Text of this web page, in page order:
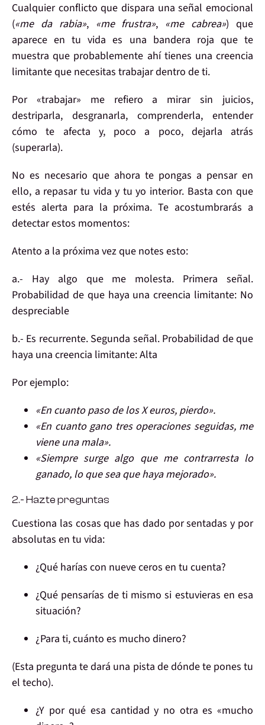
Cualquier conflicto que dispara unaseñal emocional
(«me da rabia», «me frustra», «me cabrea») que
aparece en tu vida es una bandera roja que te
muestra que probablemente ahí tienes una creencia
limitante que necesitas trabajardentro de ti.
Por «trabajar» me refiero a mirar sin juicios,
destriparla, desgranarla, comprenderla, entender
cómo te afecta y, poco a poco, dejarla atrás
(superarla).
No es necesario que ahora te pongas a pensar en
ello, a repasar tu vida y tu yo interior. Basta con que
estés alerta para la próxima. Te acostumbrarás a
detectar estos momentos:
Atento a la próxima vez que notes esto:
a.- Hay algo que me molesta. Primera señal.
Probabilidad de que haya una creencia limitante: No
despreciable
b.- Es recurrente. Segunda señal. Probabilidad de que
haya una creencia limitante: Alta
Por ejemplo:
«En cuanto paso de los X euros, pierdo».
«En cuanto gano tres operaciones seguidas, me
viene una mala».
«Siempre surge algo que me contrarresta lo
ganado, lo que sea que haya mejorado».
2.- Hazte preguntas
Cuestiona las cosas que has dado por sentadas y por
absolutas en tu vida:
¿Qué harías con nueve ceros en tu cuenta?
¿Qué pensarías de ti mismo si estuvieras en esa
situación?
¿Para ti,cuánto es mucho dinero?
(Esta pregunta te dará una pista de dónde te pones tu
el techo).
¿Y por qué esa cantidad y no otra es «mucho